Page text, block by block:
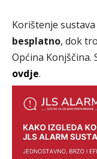
Korištenje
besplatno, dok
Općina Konjščina.
ovdje.